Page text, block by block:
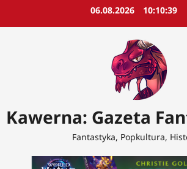
06.08.2026 10:10:41
Kawerna: Gazeta
Fantastyka, Popkultura,